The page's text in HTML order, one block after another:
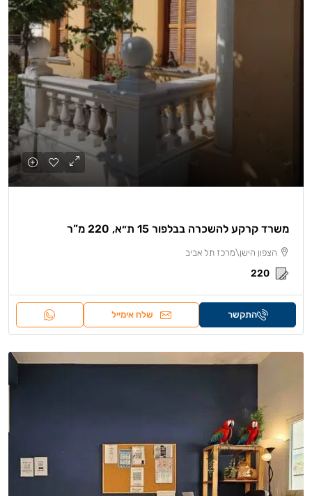
משרד קרקע להשכרה בבלפור 15 ת״א, 220 מ”ר
הצפון הישן\מרכז תל אביב
220
התקשר שלח אימייל